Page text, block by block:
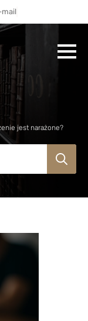
mail
jest narażone?